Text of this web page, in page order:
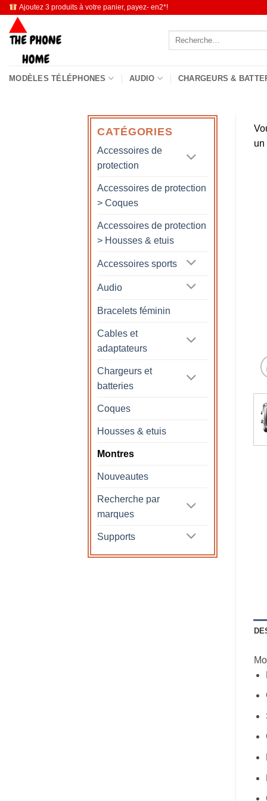
Passer
contenu
Ajoutez 3 produits à votre panier, payez- en2*!
Recherche
MODÈLES TÉLÉPHONES AUDIO CHARGEURS &
CATÉGORIES
Accessoires de
protection
Accessoires de protection
> Coques
Accessoires de protection
> Housses & etuis
Accessoires sports
Audio
Bracelets féminin
Cables et
adaptateurs
Chargeurs et
batteries
Coques
Housses & etuis
Montres
Nouveautes
Recherche par
marques
Supports